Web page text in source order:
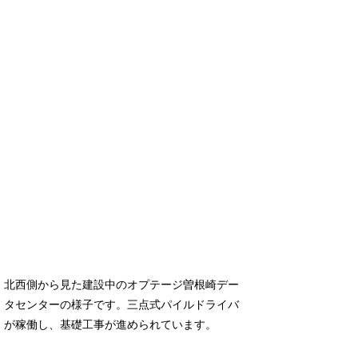
北西側から見た建設中のオプテージ曽根崎デー
タセンターの様子です。三点式パイルドライバ
が稼働し、基礎工事が進められています。